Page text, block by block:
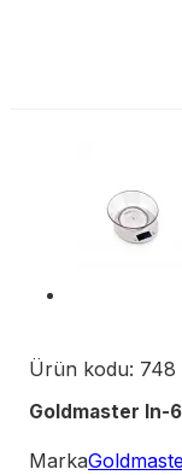
Ürün kodu: 748
Goldmaster In-
Marka